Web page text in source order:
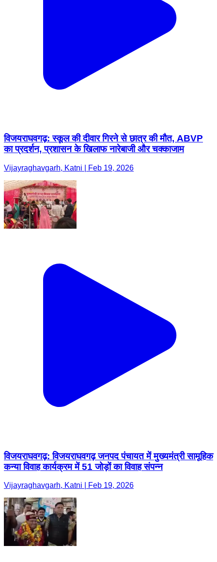
विजयराघवगढ़: स्कूल की दीवार गिरने से छात्र की मौत, ABVP
का प्रदर्शन, प्रशासन के खिलाफ नारेबाजी और चक्काजाम
Vijayraghavgarh, Katni | Feb 19, 2026
विजयराघवगढ़: विजयराघवगढ़ जनपद पंचायत में मुख्यमंत्री सामूहिक
कन्या विवाह कार्यक्रम में 51 जोड़ों का विवाह संपन्न
Vijayraghavgarh, Katni | Feb 19, 2026